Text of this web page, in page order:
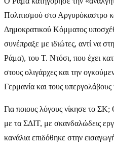
Πολιτισμού στο Αργυρόκαστρο
Δημοκρατικού Κόμματος
συνέπραξε με ιδιώτες, αντί να
Ράμα), του Τ. Ντόσι, που έχει
στους ολιγάρχες και την
Γερμανία και τους
Για ποιους λόγους νίκησε το ΣΚ;
με τα ΣΔΙΤ, με σκανδαλώδεις
κανάλια επιδόθηκε στην